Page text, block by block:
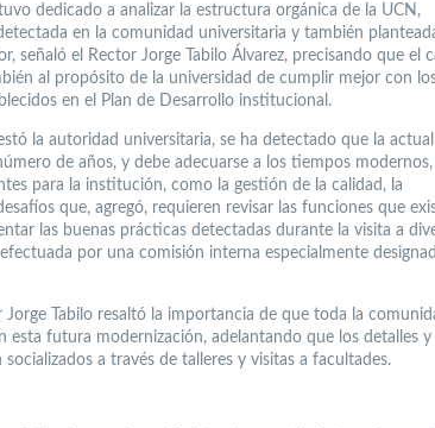
dedicado a analizar la estructura orgánica de la UCN,
en la comunidad universitaria y también
señaló el Rector Jorge Tabilo Álvarez, precisando que el
al propósito de la universidad de cumplir mejor con
en el Plan de Desarrollo institucional.
la autoridad universitaria, se ha detectado que la actual
de años, y debe adecuarse a los tiempos modernos,
para la institución, como la gestión de la calidad, la
que, agregó, requieren revisar las funciones que
las buenas prácticas detectadas durante la visita a
por una comisión interna especialmente
Jorge Tabilo resaltó la importancia de que toda la
esta futura modernización, adelantando que los detalles y
socializados a través de talleres y visitas a facultades.